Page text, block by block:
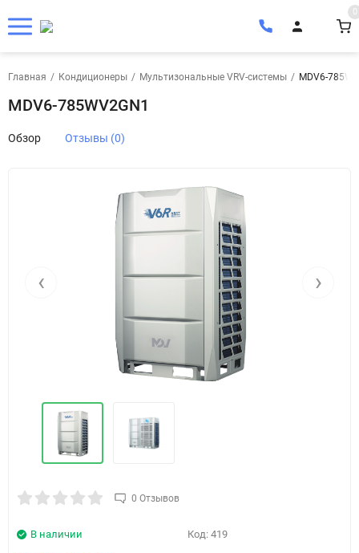
0
Главная / Кондиционеры / Мультизональные VRV-системы / MDV6-
MDV6-785WV2GN1
Обзор Отзывы (0)
‹ ›
0 Отзывов
Код: 419
В наличии